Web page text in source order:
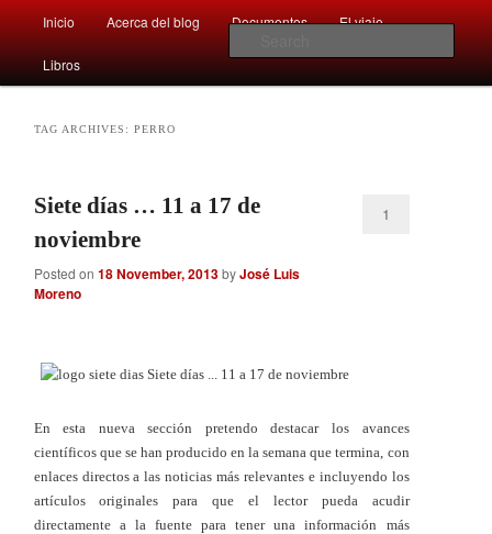
Afán por saber
nos rodea
Main
menu
Skip
to
Skip
to
Inicio Acerca del blog Documentos El viaje …
Libros
TAG ARCHIVES: PERRO
Siete días … 11 a 17 de
noviembre
Posted on 18 November, 2013byJosé Luis
Moreno
1
En esta nueva sección pretendo destacar los avances
científicos que se han producido en la semana que termina, con
enlaces directos a las noticias más relevantes e incluyendo los
artículos originales para que el lector pueda acudir
directamente a la fuente para tener una información más